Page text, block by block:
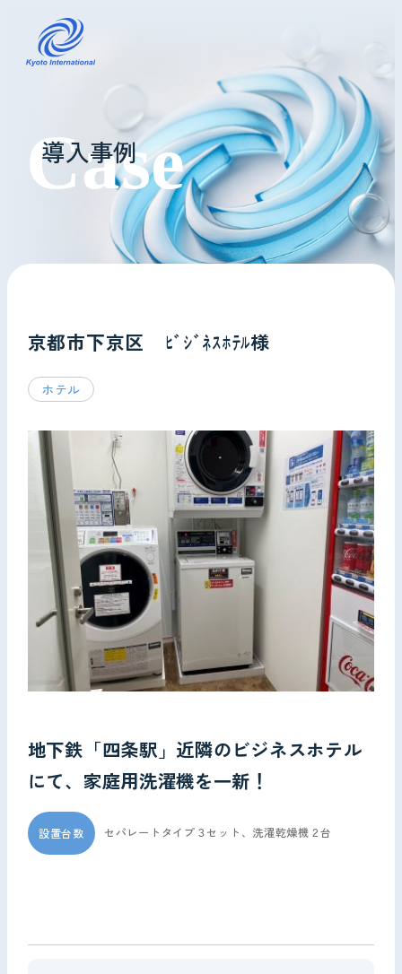
コインランドリーレンタル
ホテル様へ
掃除・メンテナンス
お問い合わせ
導入事例
京都市下京区 ﾋﾞｼﾞﾈｽﾎﾃﾙ様
ホテル
地下鉄「四条駅」近隣のビジネスホテル
にて、家庭用洗濯機を一新！
設置台数 セパレートタイプ３セット、洗濯乾燥機２台